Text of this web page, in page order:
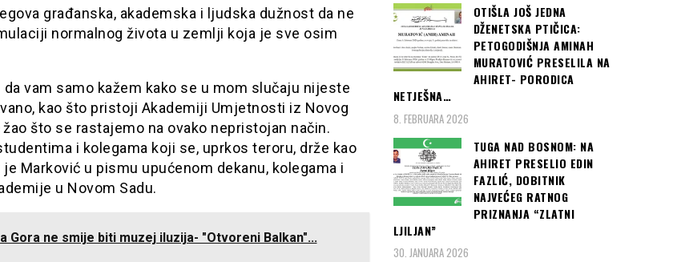
građanska, akademska i ljudska dužnost da ne
normalnog života u zemlji koja je sve osim
da vam samo kažem kako se u mom slučaju nijeste
kao što pristoji Akademiji Umjetnosti iz Novog
žao što se rastajemo na ovako nepristojan način.
i kolegama koji se, uprkos teroru, drže kao
je Marković u pismu upućenom dekanu, kolegama i
u Novom Sadu.
Gora ne smije biti muzej iluzija- "Otvoreni Balkan"...
OTIŠLA JOŠ JEDNA
DŽENETSKA PTIČICA:
PETOGODIŠNJA AMINAH
MURATOVIĆ PRESELILA NA
AHIRET- PORODICA
NETJEŠNA…
8. FEBRUARA 2026
TUGA NAD BOSNOM: NA
AHIRET PRESELIO EDIN
FAZLIĆ, DOBITNIK
NAJVEĆEG RATNOG
PRIZNANJA “ZLATNI
LJILJAN”
30. JANUARA 2026